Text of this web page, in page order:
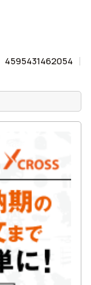
4595431462054